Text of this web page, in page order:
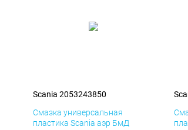
Scania 2053243850
Смазка универсальная
пластика Scania аэр БмД